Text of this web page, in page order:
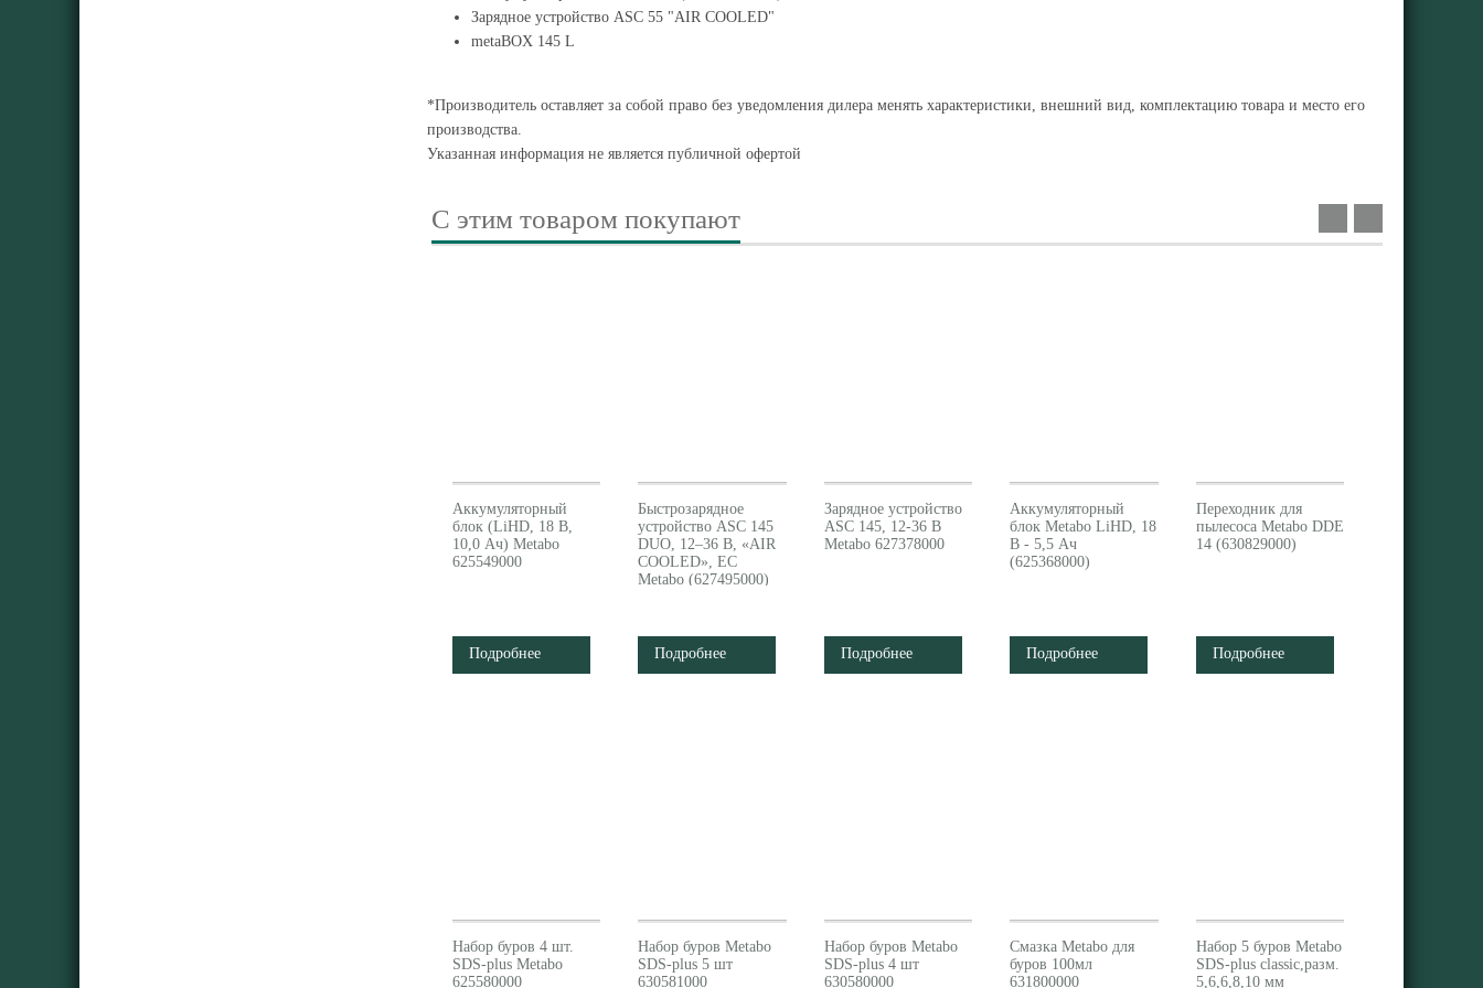
Зарядное устройство ASC 55 "AIR COOLED"
metaBOX 145 L
*Производитель оставляет за собой право без уведомления дилера менять характеристики, внешний вид, комплектацию товара и место его
производства.
Указанная информация не является публичной офертой
С этим товаром покупают
Аккумуляторный
блок (LiHD, 18 В,
10,0 Ач) Metabo
625549000
Подробнее
Быстрозарядное
устройство ASC 145
DUO, 12–36 В, «AIR
COOLED», ЕС
Metabo (627495000)
Подробнее
Зарядное устройство
ASC 145, 12-36 В
Metabo 627378000
Подробнее
Аккумуляторный
блок Metabo LiHD, 18
В - 5,5 Ач
(625368000)
Подробнее
Переходник для
пылесоса Metabo DDE
14 (630829000)
Подробнее
Набор буров 4 шт.
SDS-plus Metabo
625580000
Набор буров Metabo
SDS-plus 5 шт
630581000
Набор буров Metabo
SDS-plus 4 шт
630580000
Смазка Metabo для
буров 100мл
631800000
Набор 5 буров Metabo
SDS-plus classiс,разм.
5,6,6,8,10 мм